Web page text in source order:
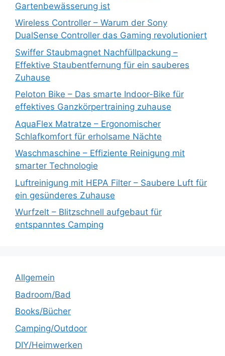
Gartenbewässerung ist
Wireless Controller – Warum der Sony
DualSense Controller das Gaming revolutioniert
Swiffer Staubmagnet Nachfüllpackung –
Effektive Staubentfernung für ein sauberes
Zuhause
Peloton Bike – Das smarte Indoor-Bike für
effektives Ganzkörpertraining zuhause
AquaFlex Matratze – Ergonomischer
Schlafkomfort für erholsame Nächte
Waschmaschine – Effiziente Reinigung mit
smarter Technologie
Luftreinigung mit HEPA Filter – Saubere Luft für
ein gesünderes Zuhause
Wurfzelt – Blitzschnell aufgebaut für
entspanntes Camping
Allgemein
Badroom/Bad
Books/Bücher
Camping/Outdoor
DIY/Heimwerken